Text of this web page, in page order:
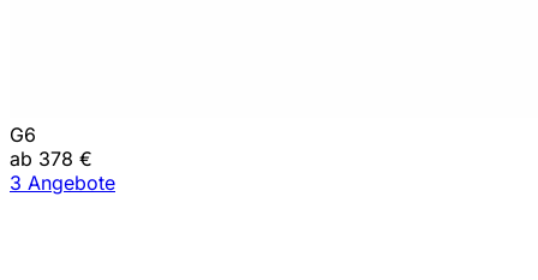
G6
ab 378 €
3 Angebote